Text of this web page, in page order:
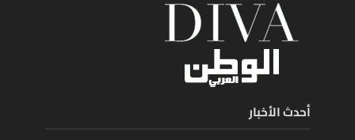
أحدث الأخبار